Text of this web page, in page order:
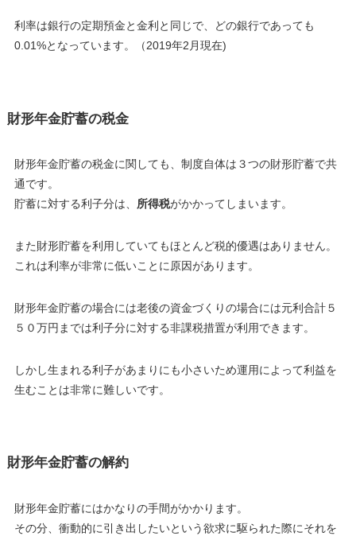
利率は銀行の定期預金と金利と同じで、どの銀行であっても
0.01%となっています。（2019年2月現在)
財形年金貯蓄の税金
財形年金貯蓄の税金に関しても、制度自体は３つの財形貯蓄で共
通です。
貯蓄に対する利子分は、 所得税がかかってしまいます。
また財形貯蓄を利用していてもほとんど税的優遇はありません。
これは利率が非常に低いことに原因があります。
財形年金貯蓄の場合には老後の資金づくりの場合には元利合計５
５０万円までは利子分に対する非課税措置が利用できます。
しかし生まれる利子があまりにも小さいため運用によって利益を
生むことは非常に難しいです。
財形年金貯蓄の解約
財形年金貯蓄にはかなりの手間がかかります。
その分、衝動的に引き出したいという欲求に駆られた際にそれを